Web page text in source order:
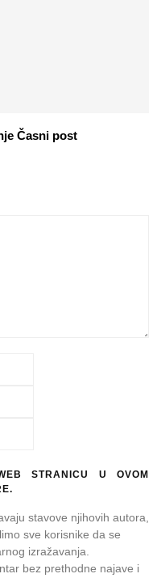
Časni post
STRANICU U OVOM
stavove njihovih autora,
sve korisnike da se
izražavanja.
bez prethodne najave i